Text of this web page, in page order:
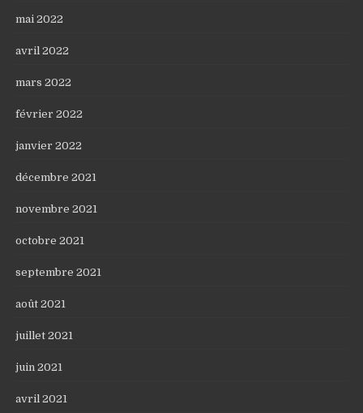
mai 2022
avril 2022
mars 2022
février 2022
janvier 2022
décembre 2021
novembre 2021
octobre 2021
septembre 2021
août 2021
juillet 2021
juin 2021
avril 2021